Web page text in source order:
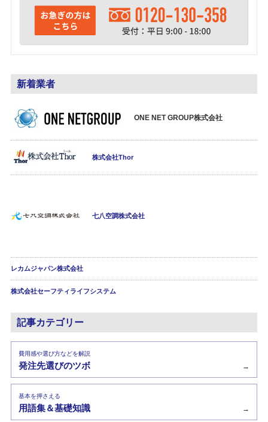
新着業者
ONE NET GROUP株式会社
株式会社Thor
七八空調株式会社
レカムジャパン株式会社
株式会社セーフティライフシステム
記事カテゴリー
費用感や選び方などを解説
発注先選びのツボ →
基本を押さえる
用語集＆基礎知識 →